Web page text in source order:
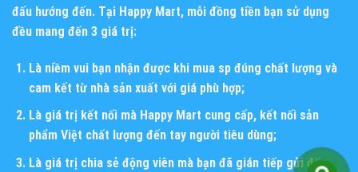
đấu hướng đến. Tại Happy Mart, mỗi đồng tiền bạn sử dụng
đều mang đến 3 giá trị:
Là niềm vui bạn nhận được khi mua sp đúng chất lượng và
cam kết từ nhà sản xuất với giá phù hợp;
Là giá trị kết nối mà Happy Mart cung cấp, kết nối sản
phẩm Việt chất lượng đến tay người tiêu dùng;
Là giá trị chia sẻ động viên mà bạn đã gián tiếp gửi đến